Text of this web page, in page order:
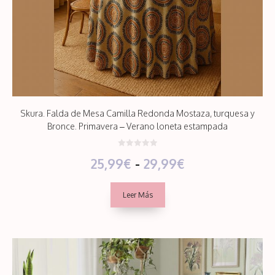
Skura. Falda de Mesa Camilla Redonda Mostaza, turquesa y
Bronce. Primavera – Verano loneta estampada
d
e
25,99€ - 29,99€Rango
25,99€
Leer Más